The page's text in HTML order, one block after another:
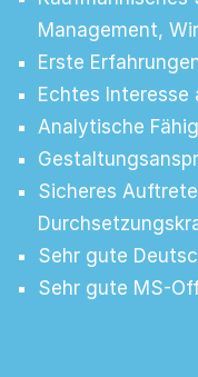
Management,
Erste
Echtes
Analytische
Sicheres
Sehr gute
Sehr gute MS-